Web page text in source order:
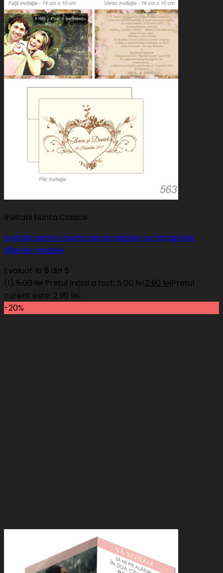
Invitatii Nunta Clasice
Invitatii pentru nunta personalizate cu fotografie,
diferite modele
Evaluat la 5 din 5
(1) 5.00lei Prețul inițial a fost: 5.00 lei.2.90 leiPrețul
curent este: 2.90 lei.
-20%